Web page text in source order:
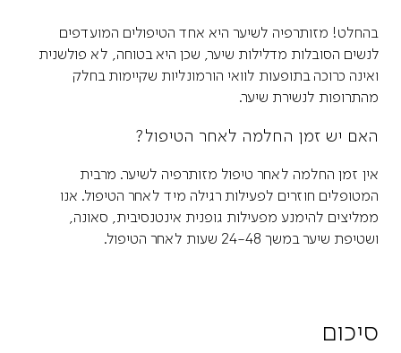
בהחלט! מזותרפיה לשיער היא אחד הטיפולים המועדפים
לנשים הסובלות מדלילות שיער, שכן היא בטוחה, לא פולשנית
ואינה כרוכה בתופעות לוואי הורמונליות שקיימות בחלק
מהתרופות לנשירת שיער.
האם יש זמן החלמה לאחר הטיפול?
אין זמן החלמה לאחר טיפול מזותרפיה לשיער. מרבית
המטופלים חוזרים לפעילות רגילה מיד לאחר הטיפול. אנו
ממליצים להימנע מפעילות גופנית אינטנסיבית, סאונה,
ושטיפת שיער במשך 24-48 שעות לאחר הטיפול.
סיכום